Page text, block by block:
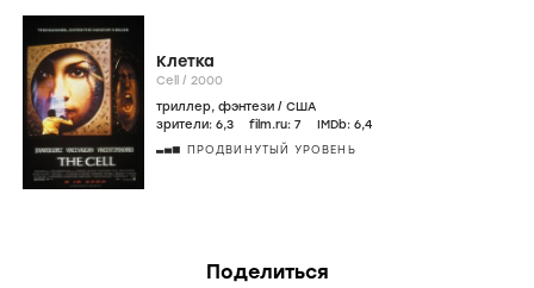
Клетка
Cell / 2000
триллер, фэнтези / США
зрители: 6,3 film.ru: 7 IMDb: 6,4
ПРОДВИНУТЫЙ УРОВЕНЬ
Поделиться